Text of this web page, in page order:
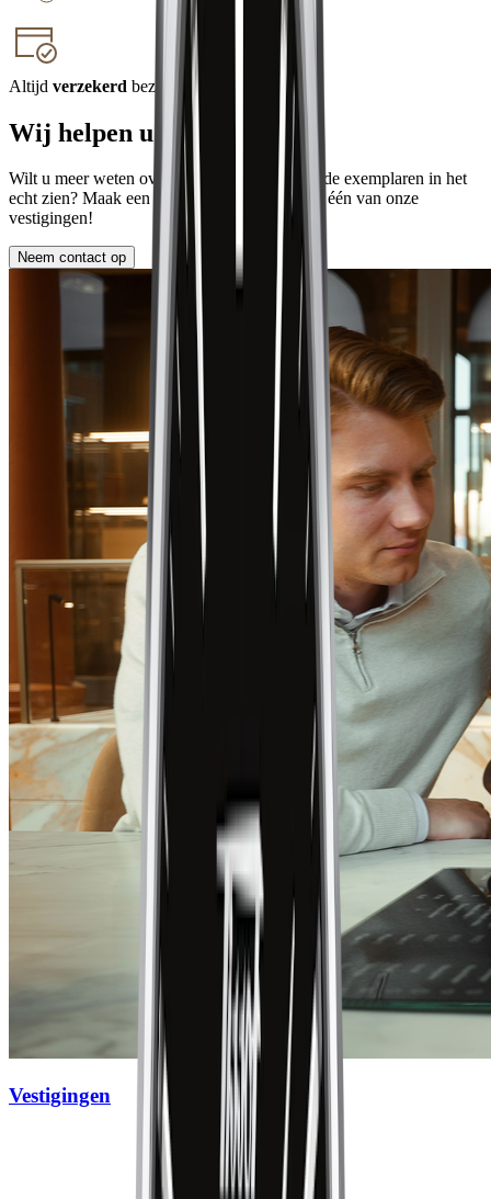
Altijd verzekerd bezorgd en geretourneerd
Wij helpen u graag
Wilt u meer weten over een merk, of een van de exemplaren in het
echt zien? Maak een afspraak en ervaar het in één van onze
vestigingen!
Neem contact op
Vestigingen